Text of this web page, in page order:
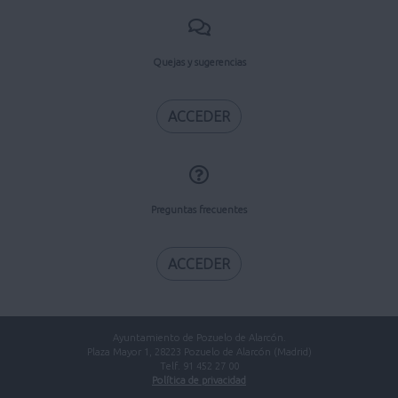
Quejas y sugerencias
ACCEDER
Preguntas frecuentes
ACCEDER
Ayuntamiento de Pozuelo de Alarcón.
Plaza Mayor 1, 28223 Pozuelo de Alarcón (Madrid)
Telf. 91 452 27 00
Política de privacidad